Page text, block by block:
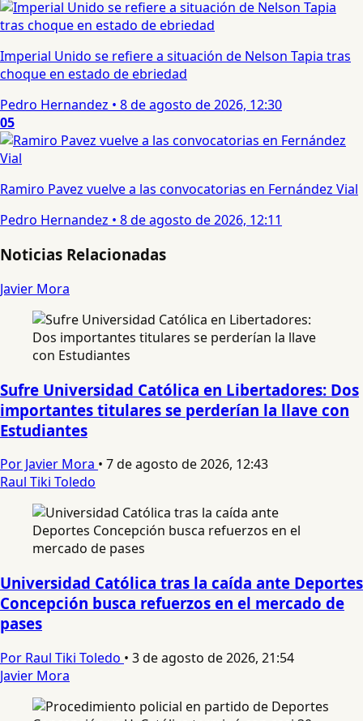
Imperial Unido se refiere a situación de Nelson Tapia tras
choque en estado de ebriedad
Pedro Hernandez • 8 de agosto de 2026, 12:30
05
Ramiro Pavez vuelve a las convocatorias en Fernández Vial
Pedro Hernandez • 8 de agosto de 2026, 12:11
Noticias Relacionadas
Javier Mora
Sufre Universidad Católica en Libertadores: Dos
importantes titulares se perderían la llave con
Estudiantes
Por Javier Mora • 7 de agosto de 2026, 12:43
Raul Tiki Toledo
Universidad Católica tras la caída ante Deportes
Concepción busca refuerzos en el mercado de
pases
Por Raul Tiki Toledo • 3 de agosto de 2026, 21:54
Javier Mora